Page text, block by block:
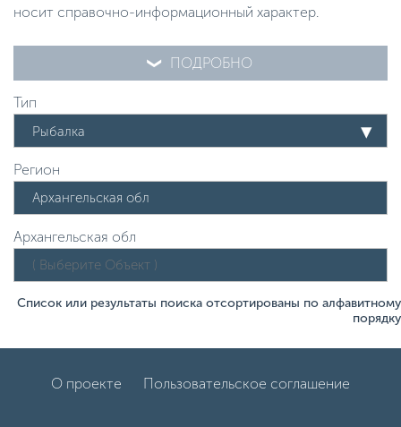
носит справочно-информационный характер.
ПОДРОБНО
Тип
Рыбалка
Регион
Архангельская обл
Список или результаты поиска отсортированы по алфавитному
порядку
О проекте Пользовательское соглашение